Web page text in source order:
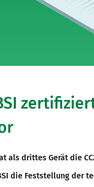
als drittes Gerät die
die Feststellung der